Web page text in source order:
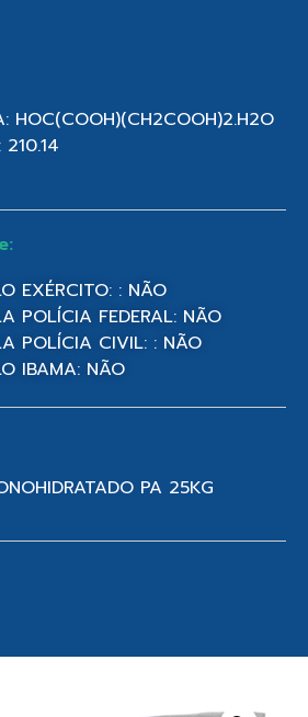
HOC(COOH)(CH2COOH)2.H2O
210.14
EXÉRCITO: : NÃO
POLÍCIA FEDERAL: NÃO
POLÍCIA CIVIL: : NÃO
IBAMA: NÃO
PA 25KG